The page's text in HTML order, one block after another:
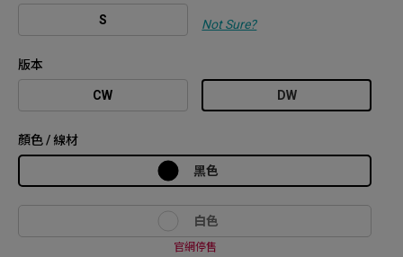
S Not Sure?
版本
CW DW
顏色 / 線材
黑色
白色
官網停售